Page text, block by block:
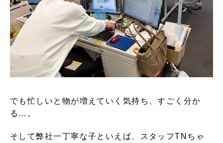
でも忙しいと物が増えていく気持ち、すごく分か
る…。
そして弊社一丁寧な子といえば、スタッフTNちゃ